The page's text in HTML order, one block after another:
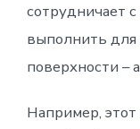
сотрудничает
выполнить для
поверхности –
Например,